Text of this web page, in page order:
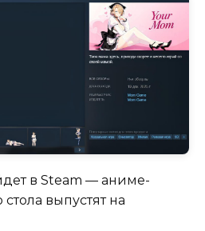
в Steam — аниме-
выпустят на